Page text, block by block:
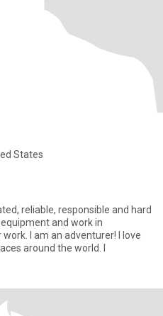
States
reliable, responsible and hard
and work in
I am an adventurer! I love
around the world. I